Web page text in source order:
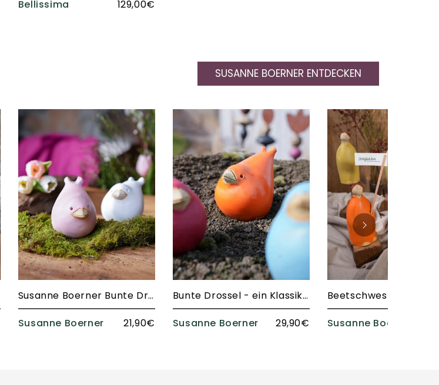
Bellissima 129,00€
SUSANNE BOERNER ENTDECKEN
Susanne Boerner Bunte Drosseln (klein)
Susanne Boerner 21,90€
Bunte Drossel - ein Klassiker von Susanne Boerner
Susanne Boerner 29,90€ Susanne Boerner